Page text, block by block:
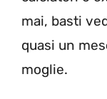
mai, basti
quasi un
moglie.